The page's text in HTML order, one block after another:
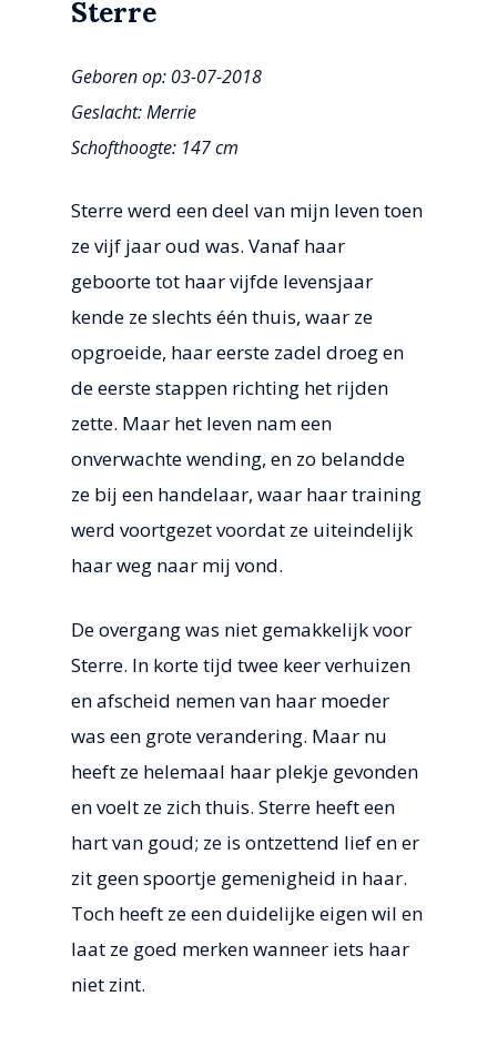
Sterre
Geboren op: 03-07-2018
Geslacht: Merrie
Schofthoogte: 147 cm
Sterre werd een deel van mijn leven toen
ze vijf jaar oud was. Vanaf haar
geboorte tot haar vijfde levensjaar
kende ze slechts één thuis, waar ze
opgroeide, haar eerste zadel droeg en
de eerste stappen richting het rijden
zette. Maar het leven nam een
onverwachte wending, en zo belandde
ze bij een handelaar, waar haar training
werd voortgezet voordat ze uiteindelijk
haar weg naar mij vond.
De overgang was niet gemakkelijk voor
Sterre. In korte tijd twee keer verhuizen
en afscheid nemen van haar moeder
was een grote verandering. Maar nu
heeft ze helemaal haar plekje gevonden
en voelt ze zich thuis. Sterre heeft een
hart van goud; ze is ontzettend lief en er
zit geen spoortje gemenigheid in haar.
Toch heeft ze een duidelijke eigen wil en
laat ze goed merken wanneer iets haar
niet zint.